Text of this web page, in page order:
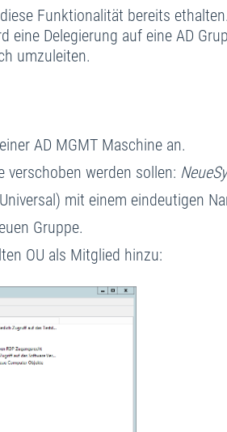
Funktionalität bereits
eine Delegierung auf eine AD
umzuleiten.
AD MGMT Maschine an.
verschoben werden sollen:
mit einem eindeutigen
Gruppe.
OU als Mitglied hinzu: